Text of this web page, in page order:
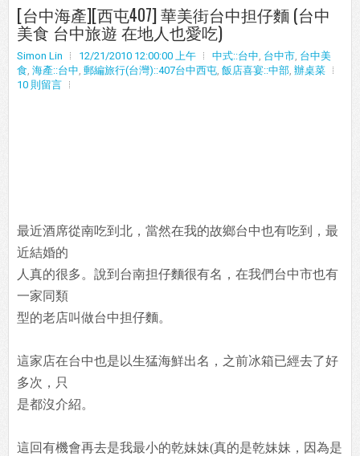
[台中海產][西屯407] 華美街台中担仔麵 (台中
美食 台中旅遊 在地人也愛吃)
Simon Lin 12/21/2010 12:00:00 上午 中式::台中, 台中市, 台中美
食, 海產::台中, 郵編旅行(台灣)::407台中西屯, 飯店喜宴::中部, 辦桌菜
10 則留言
最近酒席從南吃到北，當然在我的故鄉台中也有吃到，最
近結婚的
人真的很多。說到台南担仔麵很有名，在我們台中市也有
一家同類
型的老店叫做台中担仔麵。
這家店在台中也是以生猛海鮮出名，之前冰箱已經去了好
多次，只
是都沒介紹。
這回有機會再去是我最小的乾妹妹(真的是乾妹妹，因為是